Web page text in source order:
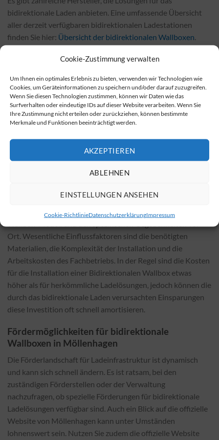
Cookie-Zustimmung verwalten
Um Ihnen ein optimales Erlebnis zu bieten, verwenden wir Technologien wie
Cookies, um Geräteinformationen zu speichern und/oder darauf zuzugreifen.
Wenn Sie diesen Technologien zustimmen, können wir Daten wie das
Surfverhalten oder eindeutige IDs auf dieser Website verarbeiten. Wenn Sie
Ihre Zustimmung nicht erteilen oder zurückziehen, können bestimmte
Merkmale und Funktionen beeinträchtigt werden.
AKZEPTIEREN
ABLEHNEN
EINSTELLUNGEN ANSEHEN
Cookie-RichtlinieDatenschutzerklärungImpressum
bidirektionale Laden anbieten. Eine umfassende Übersicht
aller derzeit verfügbaren bidirektionalen Ladestationen
finden Sie hier: Übersicht der bidirektionalen Wallboxen.
Wo können bidirektionale Wallboxen erworben
Bidirektionale Wallboxen sind nicht nur bei Fachhändlern
vor Ort, sondern auch in vielen Online-Shops erhältlich. Oft
sind die Preise online deutlich günstiger. Wenn Sie sich für
den Kauf einer bidirektionalen Wallbox interessieren,
Bidirektionale Wallboxen kaufen
Was kostet die Installation? Faktoren, die die
Die Installationskosten für bidirektionale Wallboxen hängen
von verschiedenen Faktoren ab, wie dem gewählten
Ort. Wesentliche Einflussfaktoren sind die benötigten
Materialien, die Komplexität der Installation und die
Arbeitskosten des Fachbetriebs. In der Regel sind die Kosten
für die Installation einer Bidirektionalen Wallbox etwas
höher als für herkömmliche Ladelösungen, jedoch können die
durch das bidirektionale Laden verursachten Einsparungen
diese Investition oft schnell amortisieren.
Fördermöglichkeiten für bidirektionale
Wallboxen in Möllenhagen
Die Förderlandschaft für Ladeinfrastruktur ist dynamisch
und kann sich schnell ändern. Es ist ratsam, bei den
zuständigen Förderstellen oder der Verwaltung
nachzufragen, ob spezielle Förderungen für bidirektionale
Ladelösungen verfügbar sind. Auch ein Blick auf die offizielle
Website von Möllenhagen kann unter Umständen
lohnenswert sein. Nutzen Sie zudem die offizielle Website